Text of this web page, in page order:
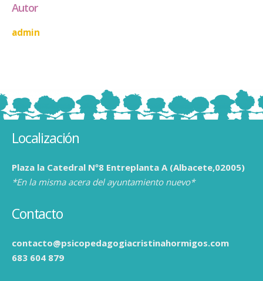
Autor
admin
Localización
Plaza la Catedral Nº8 Entreplanta A (Albacete,02005)
*En la misma acera del ayuntamiento nuevo*
Contacto
contacto@psicopedagogiacristinahormigos.com
683 604 879